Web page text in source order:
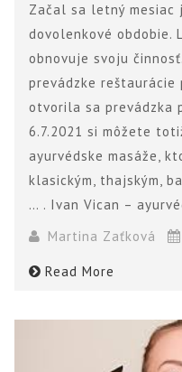
Začal sa letný mesiac
dovolenkové obdobie.
obnovuje svoju
prevádzke reštaurácie
otvorila sa prevádzka
6.7.2021 si môžete
ayurvédske masáže,
klasickým, thajským,
… . Ivan Vican –
Martina Zaťková
Read More